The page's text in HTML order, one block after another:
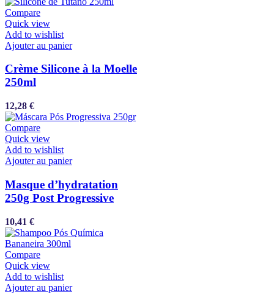
Compare
Quick view
Add to wishlist
Ajouter au panier
Crème Silicone à la Moelle
250ml
12,28 €
Compare
Quick view
Add to wishlist
Ajouter au panier
Masque d’hydratation
250g Post Progressive
10,41 €
Compare
Quick view
Add to wishlist
Ajouter au panier